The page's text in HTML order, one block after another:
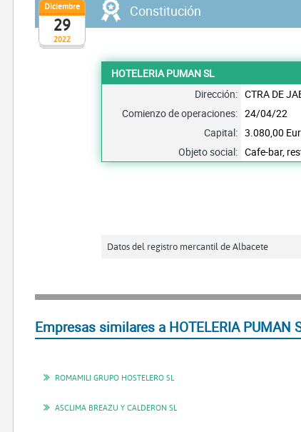
2022
Diciembre
29
Constitución
HOTELERIA PUMAN SL
Dirección: CTRA DE
Comienzo de operaciones: 24/04/22
Capital: 3.080,00
Objeto social: Cafe-bar,
Datos del registro mercantil de Albacete
Empresas similares a HOTELERIA PUMAN
ROMAMILI GRUPO HOSTELERO SL
ASCLIMA BREAZU Y CALDERON SL